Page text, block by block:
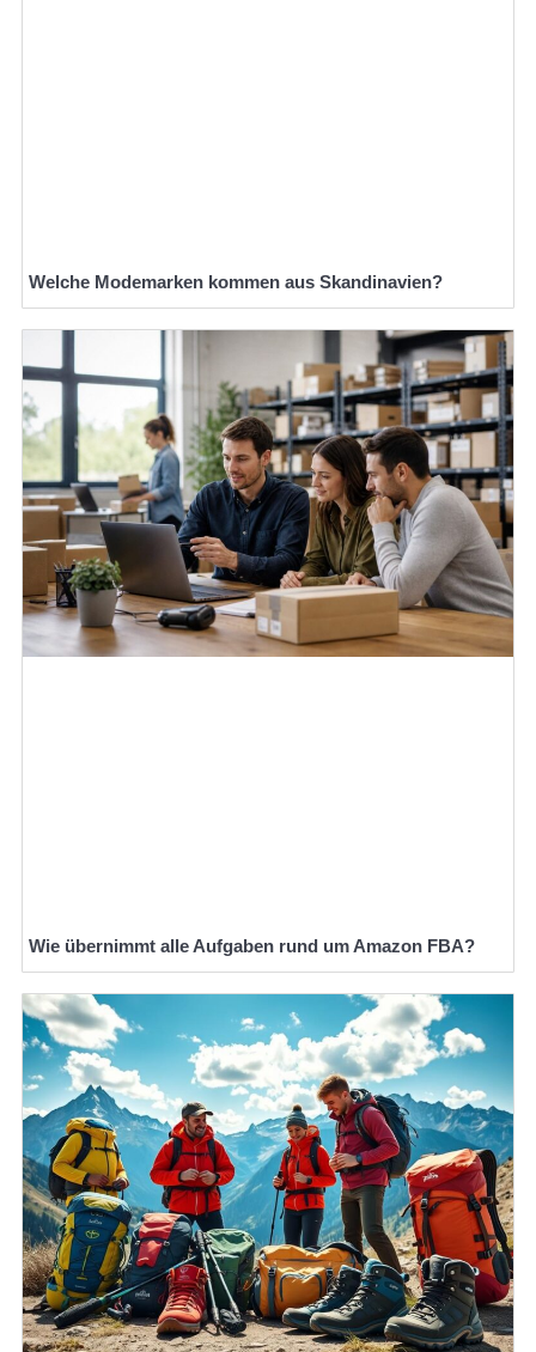
Welche Modemarken kommen aus Skandinavien?
Wie übernimmt alle Aufgaben rund um Amazon FBA?